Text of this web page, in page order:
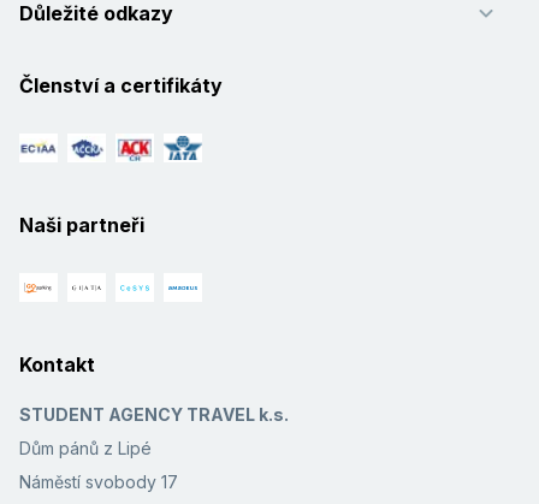
Důležité odkazy
Členství a certifikáty
Naši partneři
Kontakt
STUDENT AGENCY TRAVEL k.s.
Dům pánů z Lipé
Náměstí svobody 17